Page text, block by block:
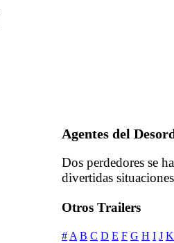
Agentes del
Dos perdedores se
divertidas
Otros Trailers
# A B C D E F G H I J K